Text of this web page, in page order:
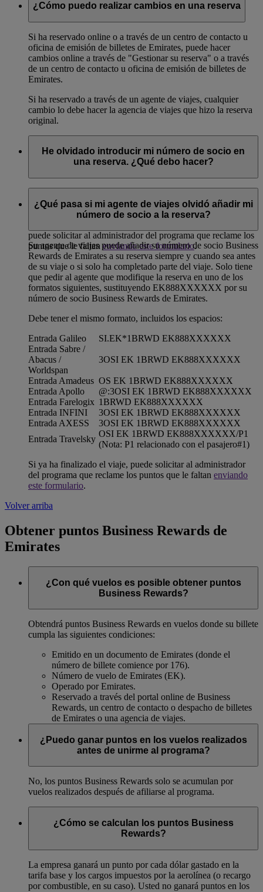
¿Cómo puedo realizar cambios en una reserva
Si ha reservado online o a través de un centro de contacto u
oficina de emisión de billetes de Emirates, puede hacer
cambios online a través de "Gestionar su reserva" o a través
de un centro de contacto u oficina de emisión de billetes de
Emirates.
Si ha reservado a través de un agente de viajes, cualquier
cambio lo debe hacer la agencia de viajes que hizo la reserva
original.
He olvidado introducir mi número de socio en
una reserva. ¿Qué debo hacer?
puede añadir su número de socio a través de emirates.com en
«Gestionar su reserva», a través del Centro de Contacto de
puede solicitar al administrador del programa que reclame los
puntos que le faltanenviando este formulario.
¿Qué pasa si mi agente de viajes olvidó añadir mi
número de socio a la reserva?
Su agente de viajes puede añadir su número de socio Business
Rewards de Emirates a su reserva siempre y cuando sea antes
de su viaje o si solo ha completado parte del viaje. Solo tiene
que pedir al agente que modifique la reserva en uno de los
formatos siguientes, sustituyendo EK888XXXXXX por su
número de socio Business Rewards de Emirates.
Debe tener el mismo formato, incluidos los espacios:
Entrada Galileo
SI.EK*1BRWD EK888XXXXXX
Entrada Sabre /
Abacus /
Worldspan
3OSI EK 1BRWD EK888XXXXXX
Entrada Amadeus OS EK 1BRWD EK888XXXXXX
Entrada Apollo
@:3OSI EK 1BRWD EK888XXXXXX
Entrada Farelogix 1BRWD EK888XXXXXX
Entrada INFINI
3OSI EK 1BRWD EK888XXXXXX
Entrada AXESS
3OSI EK 1BRWD EK888XXXXXX
Entrada Travelsky
OSI EK 1BRWD EK888XXXXXX/P1
(Nota: P1 relacionado con el pasajero#1)
Si ya ha finalizado el viaje, puede solicitar al administrador
del programa que reclame los puntos que le faltan enviando
este formulario.
Volver arriba
Obtener puntos Business Rewards de
Emirates
¿Con qué vuelos es posible obtener puntos
Business Rewards?
Obtendrá puntos Business Rewards en vuelos donde su billete
cumpla las siguientes condiciones:
Emitido en un documento de Emirates (donde el
número de billete comience por 176).
Número de vuelo de Emirates (EK).
Operado por Emirates.
Reservado a través del portal online de Business
Rewards, un centro de contacto o despacho de billetes
de Emirates o una agencia de viajes.
¿Puedo ganar puntos en los vuelos realizados
antes de unirme al programa?
No, los puntos Business Rewards solo se acumulan por
vuelos realizados después de afiliarse al programa.
¿Cómo se calculan los puntos Business
Rewards?
La empresa ganará un punto por cada dólar gastado en la
tarifa base y los cargos impuestos por la aerolínea (o recargo
por combustible, en su caso). Usted no ganará puntos en los